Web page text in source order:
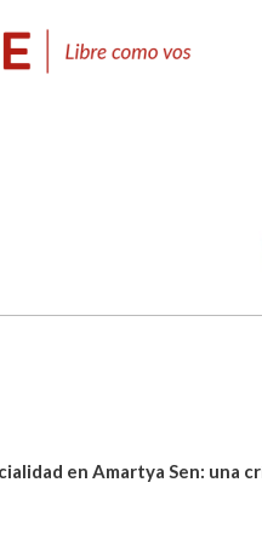
en Amartya Sen: una